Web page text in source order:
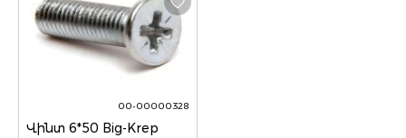
00-00000328
Վինտ 6*50 Big-Krep